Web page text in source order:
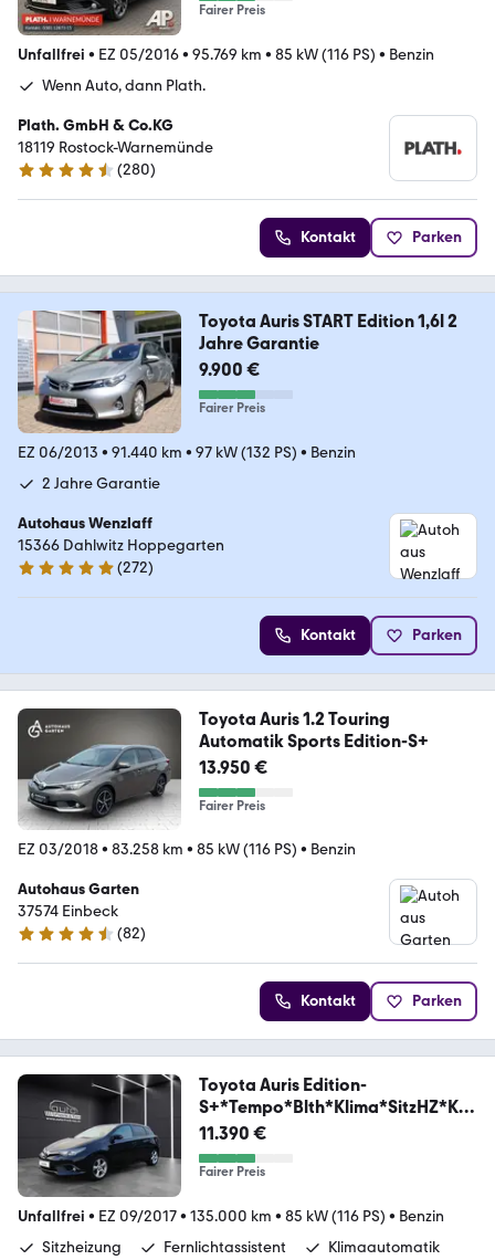
Fairer Preis
Unfallfrei • EZ 05/2016• 95.769 km • 85 kW (116 PS) • Benzin
Wenn Auto, dann Plath.
Plath. GmbH & Co.KG
18119 Rostock-Warnemünde
4.7 Sterne
(280)
Kontakt Parken
Toyota Auris START Edition 1,6l 2
Jahre Garantie
9.900 €
Fairer Preis
EZ 06/2013 • 91.440 km • 97 kW (132 PS) • Benzin
2 Jahre Garantie
Autohaus Wenzlaff
15366 Dahlwitz Hoppegarten
5 Sterne
(272)
Kontakt Parken
Toyota Auris 1.2 Touring
Automatik Sports Edition-S+
13.950 €
Fairer Preis
EZ 03/2018• 83.258 km • 85 kW (116 PS) • Benzin
Autohaus Garten
37574 Einbeck
4.6 Sterne
(82)
Kontakt Parken
Toyota Auris Edition-
S+*Tempo*Blth*Klima*SitzHZ*Ka
mera*
11.390 €
Fairer Preis
Unfallfrei • EZ 09/2017• 135.000 km • 85 kW (116 PS) • Benzin
Sitzheizung
Fernlichtassistent Klimaautomatik